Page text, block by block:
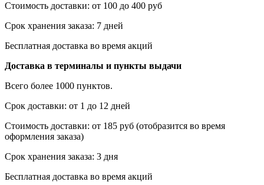
Стоимость доставки: от 100 до 400 руб
Срок хранения заказа: 7 дней
Бесплатная доставка во время акций
Доставка в терминалы и пункты выдачи
Всего более 1000 пунктов.
Срок доставки: от 1 до 12 дней
Стоимость доставки: от 185 руб (отобразится во время
оформления заказа)
Срок хранения заказа: 3 дня
Бесплатная доставка во время акций